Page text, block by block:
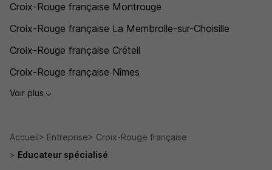
Croix-Rouge française Montrouge
Croix-Rouge française La Membrolle-sur-Choisille
Croix-Rouge française Créteil
Croix-Rouge française Nîmes
Voir plus
Accueil Entreprise
Croix-Rouge française
Educateur spécialisé